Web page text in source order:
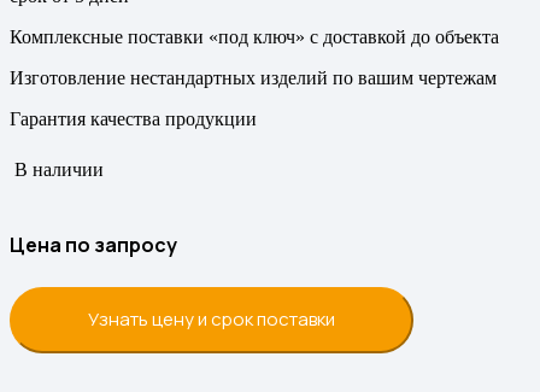
Комплексные поставки «под ключ» с доставкой до объекта
Изготовление нестандартных изделий по вашим чертежам
Гарантия качества продукции
В наличии
Цена по запросу
Узнать цену и срок поставки